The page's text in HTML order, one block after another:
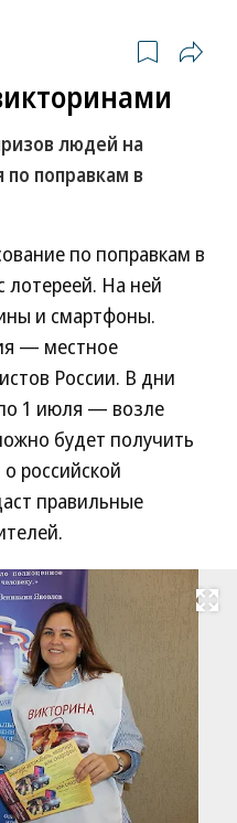
людей на
по поправкам в
по поправкам в
лотереей. На ней
и смартфоны.
— местное
России. В дни
1 июля — возле
будет получить
российской
правильные
Развернуть